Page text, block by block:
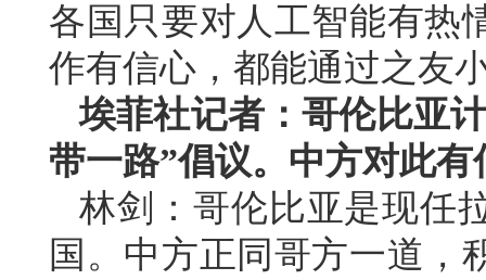
各国只要对人工智能有热
作有信心，都能通过之友
埃菲社记者：哥伦比亚
带一路”倡议。中方对此有
林剑：哥伦比亚是现任
国。中方正同哥方一道，